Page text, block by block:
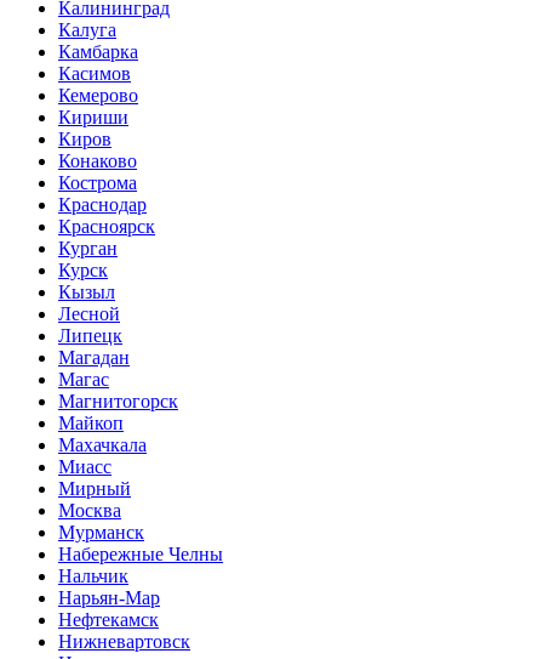
Калининград
Калуга
Камбарка
Касимов
Кемерово
Кириши
Киров
Конаково
Кострома
Краснодар
Красноярск
Курган
Курск
Кызыл
Лесной
Липецк
Магадан
Магас
Магнитогорск
Майкоп
Махачкала
Миасс
Мирный
Москва
Мурманск
Набережные Челны
Нальчик
Нарьян-Мар
Нефтекамск
Нижневартовск